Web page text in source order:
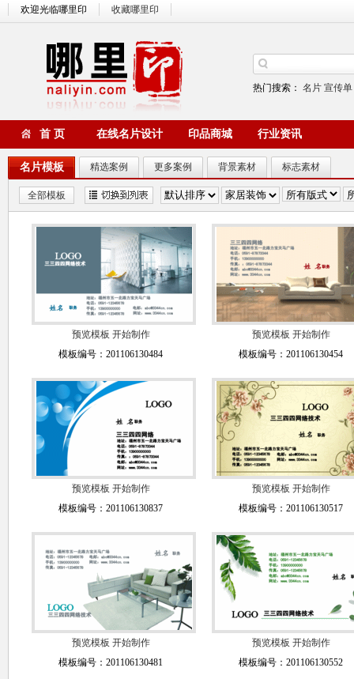
欢迎光临哪里印 收藏哪里印
热门搜索： 名片 宣传单
首 页 在线名片设计 印品商城 行业资讯
名片模板 精选案例 更多案例 背景素材 标志素材
全部模板
预览模板 开始制作
模板编号：201106130484
预览模板 开始制作
模板编号：201106130454
预览模板 开始制作
模板编号：201106130837
预览模板 开始制作
模板编号：201106130517
预览模板 开始制作
模板编号：201106130481
预览模板 开始制作
模板编号：201106130552